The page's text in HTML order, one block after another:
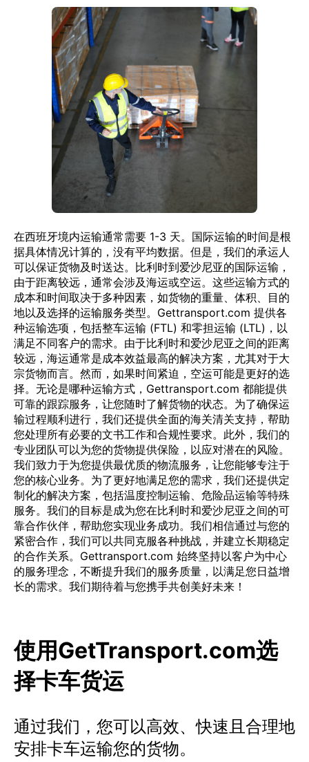
在西班牙境内运输通常需要 1-3 天。国际运输的时间是根
据具体情况计算的，没有平均数据。但是，我们的承运人
可以保证货物及时送达。比利时到爱沙尼亚的国际运输，
由于距离较远，通常会涉及海运或空运。这些运输方式的
成本和时间取决于多种因素，如货物的重量、体积、目的
地以及选择的运输服务类型。Gettransport.com 提供各
种运输选项，包括整车运输 (FTL) 和零担运输 (LTL)，以
满足不同客户的需求。由于比利时和爱沙尼亚之间的距离
较远，海运通常是成本效益最高的解决方案，尤其对于大
宗货物而言。然而，如果时间紧迫，空运可能是更好的选
择。无论是哪种运输方式，Gettransport.com 都能提供
可靠的跟踪服务，让您随时了解货物的状态。为了确保运
输过程顺利进行，我们还提供全面的海关清关支持，帮助
您处理所有必要的文书工作和合规性要求。此外，我们的
专业团队可以为您的货物提供保险，以应对潜在的风险。
我们致力于为您提供最优质的物流服务，让您能够专注于
您的核心业务。为了更好地满足您的需求，我们还提供定
制化的解决方案，包括温度控制运输、危险品运输等特殊
服务。我们的目标是成为您在比利时和爱沙尼亚之间的可
靠合作伙伴，帮助您实现业务成功。我们相信通过与您的
紧密合作，我们可以共同克服各种挑战，并建立长期稳定
的合作关系。Gettransport.com 始终坚持以客户为中心
的服务理念，不断提升我们的服务质量，以满足您日益增
长的需求。我们期待着与您携手共创美好未来！
使用GetTransport.com选
择卡车货运
通过我们，您可以高效、快速且合理地
安排卡车运输您的货物。